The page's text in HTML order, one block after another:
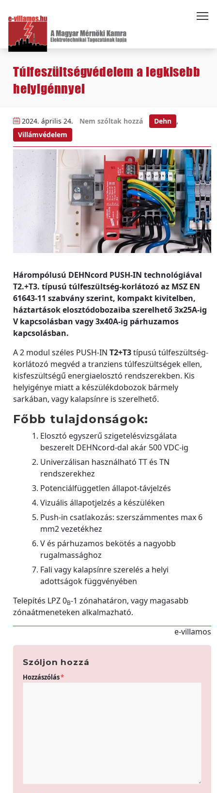
Túlfeszültségvédelem a legkisebb
helyigénnyel
2024. április 24. Nem szóltak hozzá Dehn ,
Villámvédelem
Hárompólusú DEHNcord PUSH-IN technológiával
T2.+T3. típusú túlfeszültség-korlátozó az MSZ EN
61643-11 szabvány szerint, kompakt kivitelben,
háztartások elosztódobozaiba szerelhető 3x25A-ig
V kapcsolásban vagy 3x40A-ig párhuzamos
kapcsolásban.
A 2 modul széles PUSH-IN T2+T3típusú túlfeszültség-
korlátozó megvéd a tranziens túlfeszültségek ellen,
kisfeszültségű energiaelosztó rendszerekben. Kis
helyigénye miatt a készülékdobozok bármely
sarkában, vagy kalapsínre is szerelhető.
Főbb tulajdonságok:
Elosztó egyszerű szigetelésvizsgálata
beszerelt DEHNcord-dal akár 500 VDC-ig
Univerzálisan használható TT és TN
rendszerekhez
Potenciálfüggetlen állapot-távjelzés
Vizuális állapotjelzés a készüléken
Push-in csatlakozás: szerszámmentes max 6
mm2 vezetékhez
V és párhuzamos bekötés a nagyobb
rugalmassághoz
Fali vagy kalapsínre szerelés a helyi
adottságok függvényében
Telepítés LPZ 0B-1 zónahatáron, vagy magasabb
zónaátmeneteken alkalmazható.
e-villamos
Szóljon hozzá
Hozzászólás*